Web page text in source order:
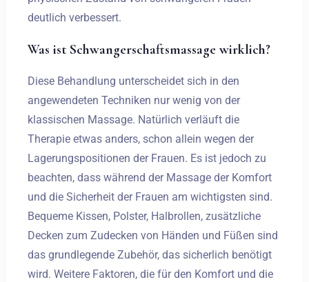
deutlich verbessert.
Was ist Schwangerschaftsmassage wirklich?
Diese Behandlung unterscheidet sich in den
angewendeten Techniken nur wenig von der
klassischen Massage. Natürlich verläuft die
Therapie etwas anders, schon allein wegen der
Lagerungspositionen der Frauen. Es ist jedoch zu
beachten, dass während der Massage der Komfort
und die Sicherheit der Frauen am wichtigsten sind.
Bequeme Kissen, Polster, Halbrollen, zusätzliche
Decken zum Zudecken von Händen und Füßen sind
das grundlegende Zubehör, das sicherlich benötigt
wird. Weitere Faktoren, die für den Komfort und die